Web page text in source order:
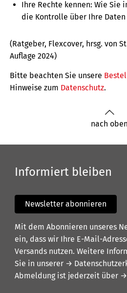
Ihre Rechte kennen: Wie Sie
die Kontrolle über Ihre
(Ratgeber, Flexcover, hrsg. von
Auflage 2024)
Bitte beachten Sie unsere
Hinweise zum Datenschutz.
nach oben
Informiert bleiben
Newsletter abonnieren
Mit dem Abonnieren unseres
ein, dass wir Ihre E-Mail-
Versands nutzen. Weitere
Sie in unserer →
Abmeldung ist jederzeit über